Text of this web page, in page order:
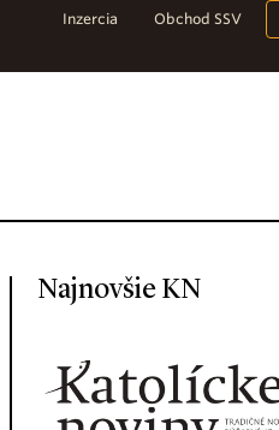
Inzercia Obchod SSV
Najnovšie KN